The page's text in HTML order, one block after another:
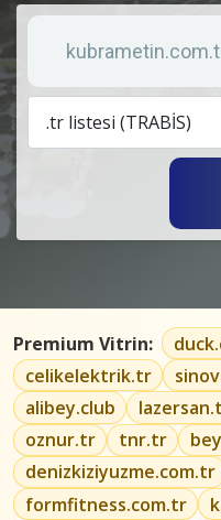
Anahtar kelime
Premium Vitrin:
celikelektrik.tr
alibey.club
oznur.tr
tnr.tr
denizkiziyuzme.com.tr
formfitness.com.tr